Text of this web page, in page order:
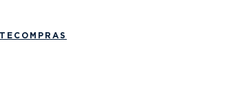
COMPRAS